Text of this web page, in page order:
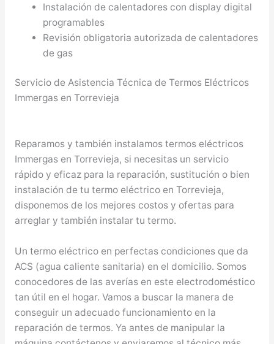
Instalación de calentadores con display digital
programables
Revisión obligatoria autorizada de calentadores
de gas
Servicio de Asistencia Técnica de Termos Eléctricos
Immergas en Torrevieja
Reparamos y también instalamos termos eléctricos
Immergas en Torrevieja, si necesitas un servicio
rápido y eficaz para la reparación, sustitución o bien
instalación de tu termo eléctrico en Torrevieja,
disponemos de los mejores costos y ofertas para
arreglar y también instalar tu termo.
Un termo eléctrico en perfectas condiciones que da
ACS (agua caliente sanitaria) en el domicilio. Somos
conocedores de las averías en este electrodoméstico
tan útil en el hogar. Vamos a buscar la manera de
conseguir un adecuado funcionamiento en la
reparación de termos. Ya antes de manipular la